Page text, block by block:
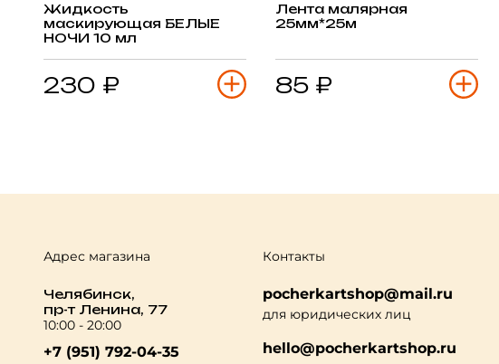
Жидкость
маскирующая БЕЛЫЕ
НОЧИ 10 мл
230 ₽
Лента малярная
25мм*25м
85 ₽
Адрес магазина
Челябинск,
пр-т Ленина, 77
10:00 - 20:00
+7 (951) 792-04-35
Контакты
pocherkartshop@mail.ru
для юридических лиц
hello@pocherkartshop.ru